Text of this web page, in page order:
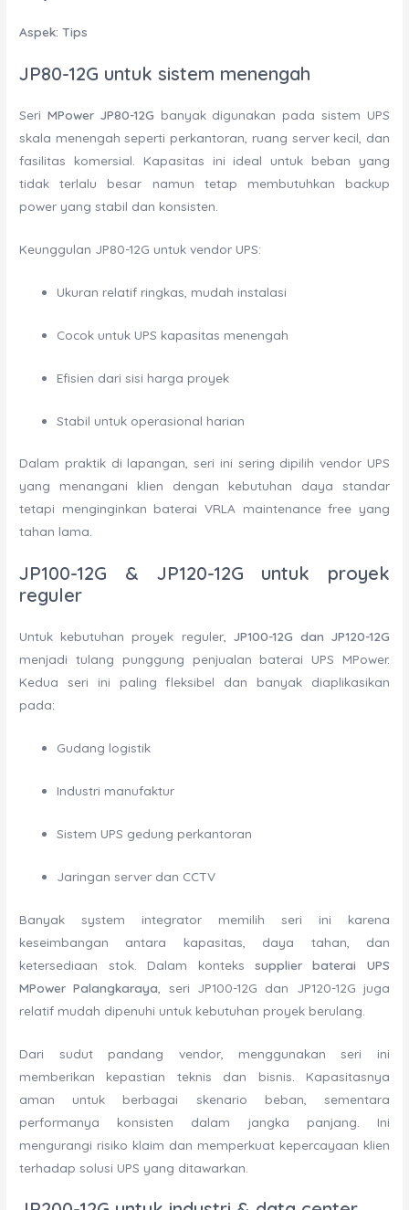
Aspek: Tips
JP80-12G untuk sistem menengah
Seri MPower JP80-12G banyak digunakan pada sistem UPS
skala menengah seperti perkantoran, ruang server kecil, dan
fasilitas komersial. Kapasitas ini ideal untuk beban yang
tidak terlalu besar namun tetap membutuhkan backup
power yang stabil dan konsisten.
Keunggulan JP80-12G untuk vendor UPS:
Ukuran relatif ringkas, mudah instalasi
Cocok untuk UPS kapasitas menengah
Efisien dari sisi harga proyek
Stabil untuk operasional harian
Dalam praktik di lapangan, seri ini sering dipilih vendor UPS
yang menangani klien dengan kebutuhan daya standar
tetapi menginginkan baterai VRLA maintenance free yang
tahan lama.
JP100-12G & JP120-12G untuk proyek
reguler
Untuk kebutuhan proyek reguler, JP100-12G dan JP120-12G
menjadi tulang punggung penjualan baterai UPS MPower.
Kedua seri ini paling fleksibel dan banyak diaplikasikan
pada:
Gudang logistik
Industri manufaktur
Sistem UPS gedung perkantoran
Jaringan server dan CCTV
Banyak system integrator memilih seri ini karena
keseimbangan antara kapasitas, daya tahan, dan
ketersediaan stok. Dalam konteks supplier baterai UPS
MPower Palangkaraya , seri JP100-12G dan JP120-12G juga
relatif mudah dipenuhi untuk kebutuhan proyek berulang.
Dari sudut pandang vendor, menggunakan seri ini
memberikan kepastian teknis dan bisnis. Kapasitasnya
aman untuk berbagai skenario beban, sementara
performanya konsisten dalam jangka panjang. Ini
mengurangi risiko klaim dan memperkuat kepercayaan klien
terhadap solusi UPS yang ditawarkan.